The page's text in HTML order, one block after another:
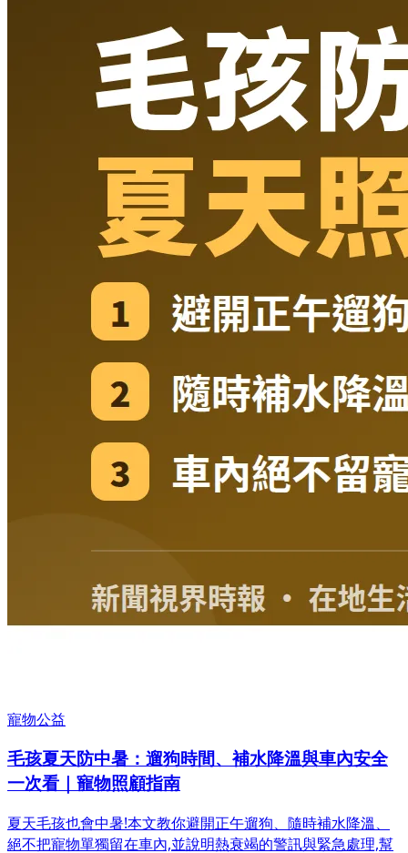
寵物公益
毛孩夏天防中暑：遛狗時間、補水降溫與車內安全
一次看｜寵物照顧指南
夏天毛孩也會中暑!本文教你避開正午遛狗、隨時補水降溫、
絕不把寵物單獨留在車內,並說明熱衰竭的警訊與緊急處理,幫